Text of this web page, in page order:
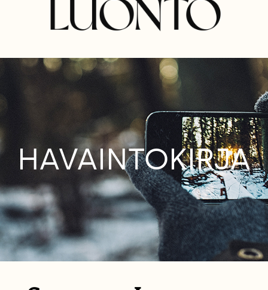
HAVAINTOKIRJA